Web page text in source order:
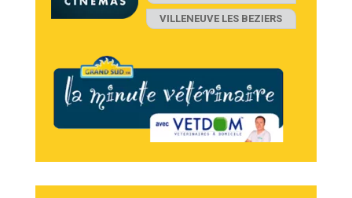
VILLENEUVE LES BEZIERS